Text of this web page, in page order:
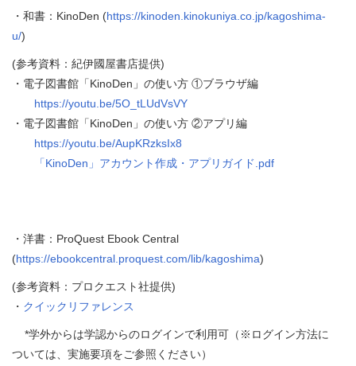
・和書：KinoDen (https://kinoden.kinokuniya.co.jp/kagoshima-
u/)
(参考資料：紀伊國屋書店提供)
・電子図書館「KinoDen」の使い方 ①ブラウザ編
https://youtu.be/5O_tLUdVsVY
・電子図書館「KinoDen」の使い方 ②アプリ編
https://youtu.be/AupKRzksIx8
「KinoDen」アカウント作成・アプリガイド.pdf
・洋書：ProQuest Ebook Central
(https://ebookcentral.proquest.com/lib/kagoshima)
(参考資料：プロクエスト社提供)
・ クイックリファレンス
*学外からは学認からのログインで利用可（※ログイン方法に
ついては、実施要項をご参照ください）